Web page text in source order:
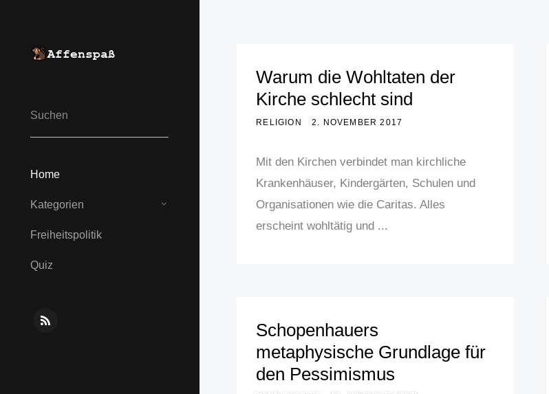
Home
Kategorien
Freiheits­politik
Quiz
R
Warum die Wohltaten der
Kirche schlecht sind
RELIGION 2. NOVEMBER 2017
Mit den Kirchen verbindet man kirchliche
Krankenhäuser, Kindergärten, Schulen und
Organisationen wie die Caritas. Alles
erscheint wohltätig und ...
Schopenhauers
metaphysische Grundlage für
den Pessimismus